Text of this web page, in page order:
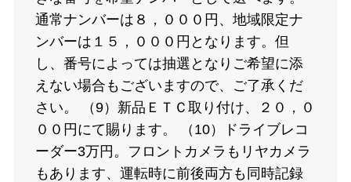
通常ナンバーは８，０００円、地域限定ナ
ンバーは１５，０００円となります。但
し、番号によっては抽選となりご希望に添
えない場合もございますので、ご了承くだ
さい。 （9）新品ＥＴＣ取り付け、２０，０
００円にて賜ります。 （10）ドライブレコ
ーダー3万円。フロントカメラもリヤカメラ
もあります、運転時に前後両方も同時記録